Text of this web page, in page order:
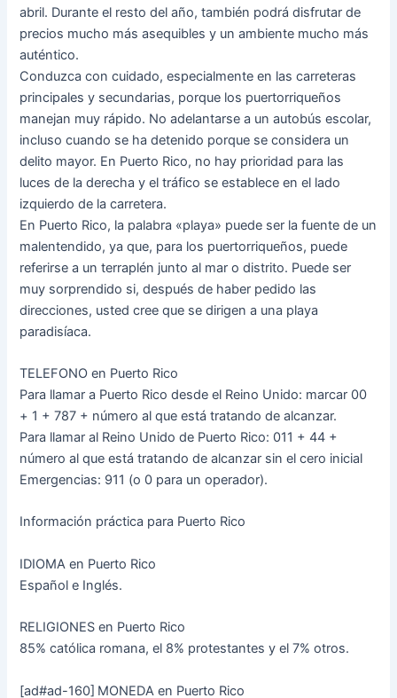
abril. Durante el resto del año, también podrá disfrutar de
precios mucho más asequibles y un ambiente mucho más
auténtico.
Conduzca con cuidado, especialmente en las carreteras
principales y secundarias, porque los puertorriqueños
manejan muy rápido. No adelantarse a un autobús escolar,
incluso cuando se ha detenido porque se considera un
delito mayor. En Puerto Rico, no hay prioridad para las
luces de la derecha y el tráfico se establece en el lado
izquierdo de la carretera.
En Puerto Rico, la palabra «playa» puede ser la fuente de un
malentendido, ya que, para los puertorriqueños, puede
referirse a un terraplén junto al mar o distrito. Puede ser
muy sorprendido si, después de haber pedido las
direcciones, usted cree que se dirigen a una playa
paradisíaca.
TELEFONO en Puerto Rico
Para llamar a Puerto Rico desde el Reino Unido: marcar 00
+ 1 + 787 + número al que está tratando de alcanzar.
Para llamar al Reino Unido de Puerto Rico: 011 + 44 +
número al que está tratando de alcanzar sin el cero inicial
Emergencias: 911 (o 0 para un operador).
Información práctica para Puerto Rico
IDIOMA en Puerto Rico
Español e Inglés.
RELIGIONES en Puerto Rico
85% católica romana, el 8% protestantes y el 7% otros.
[ad#ad-160] MONEDA en Puerto Rico